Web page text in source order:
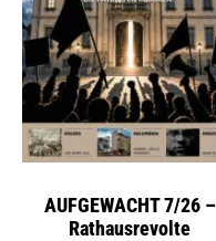
AUFGEWACHT 7/26 –
Rathausrevolte